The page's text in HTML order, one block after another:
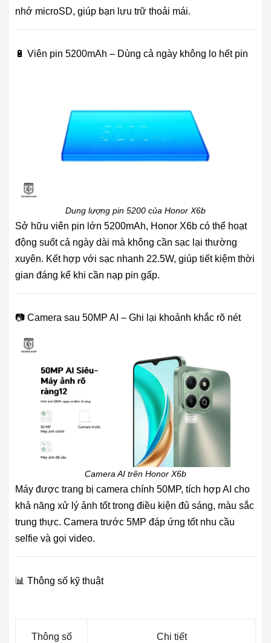
nhớ microSD, giúp bạn lưu trữ thoải mái.
🔋 Viên pin 5200mAh – Dùng cả ngày không lo hết pin
Dung lượng pin 5200 của Honor X6b
Sở hữu viên pin lớn 5200mAh, Honor X6b có thể hoạt
động suốt cả ngày dài mà không cần sạc lại thường
xuyên. Kết hợp với sạc nhanh 22.5W, giúp tiết kiệm thời
gian đáng kể khi cần nạp pin gấp.
📷 Camera sau 50MP AI – Ghi lại khoảnh khắc rõ nét
Camera AI trên Honor X6b
Máy được trang bị camera chính 50MP, tích hợp AI cho
khả năng xử lý ảnh tốt trong điều kiện đủ sáng, màu sắc
trung thực. Camera trước 5MP đáp ứng tốt nhu cầu
selfie và gọi video.
📊 Thông số kỹ thuật
Thông số Chi tiết